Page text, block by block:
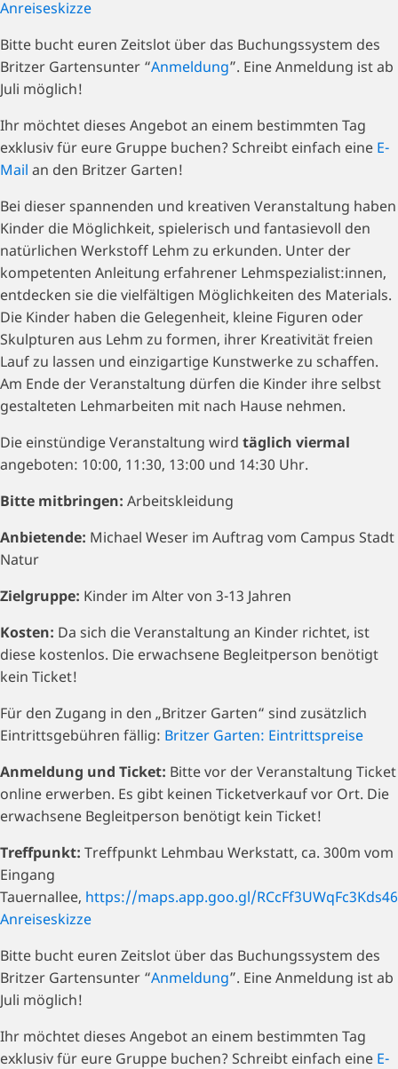
Anreiseskizze
Bitte bucht euren Zeitslot über das Buchungssystem des
Britzer Gartensunter “Anmeldung”. Eine Anmeldung ist ab
Juli möglich!
Ihr möchtet dieses Angebot an einem bestimmten Tag
exklusiv für eure Gruppe buchen? Schreibt einfach eine E-
Mail an den Britzer Garten!
Bei dieser spannenden und kreativen Veranstaltung haben
Kinder die Möglichkeit, spielerisch und fantasievoll den
natürlichen Werkstoff Lehm zu erkunden. Unter der
kompetenten Anleitung erfahrener Lehmspezialist:innen,
entdecken sie die vielfältigen Möglichkeiten des Materials.
Die Kinder haben die Gelegenheit, kleine Figuren oder
Skulpturen aus Lehm zu formen, ihrer Kreativität freien
Lauf zu lassen und einzigartige Kunstwerke zu schaffen.
Am Ende der Veranstaltung dürfen die Kinder ihre selbst
gestalteten Lehmarbeiten mit nach Hause nehmen.
Die einstündige Veranstaltung wird täglich viermal
angeboten: 10:00, 11:30, 13:00 und 14:30 Uhr.
Bitte mitbringen: Arbeitskleidung
Anbietende: Michael Weser im Auftrag vom Campus Stadt
Natur
Zielgruppe: Kinder im Alter von 3-13 Jahren
Kosten: Da sich die Veranstaltung an Kinder richtet, ist
diese kostenlos. Die erwachsene Begleitperson benötigt
kein Ticket!
Für den Zugang in den „Britzer Garten“ sind zusätzlich
Eintrittsgebühren fällig: Britzer Garten: Eintrittspreise
Anmeldung und Ticket: Bitte vor der Veranstaltung Ticket
online erwerben. Es gibt keinen Ticketverkauf vor Ort. Die
erwachsene Begleitperson benötigt kein Ticket!
Treffpunkt: Treffpunkt Lehmbau Werkstatt, ca. 300m vom
Eingang
Tauernallee, https://maps.app.goo.gl/RCcFf3UWqFc3Kds46
Anreiseskizze
Bitte bucht euren Zeitslot über das Buchungssystem des
Britzer Gartensunter “Anmeldung”. Eine Anmeldung ist ab
Juli möglich!
Ihr möchtet dieses Angebot an einem bestimmten Tag
exklusiv für eure Gruppe buchen? Schreibt einfach eine E-